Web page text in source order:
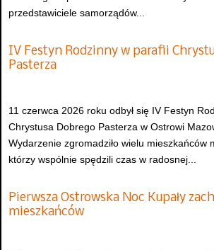
przedstawiciele samorządów...
IV Festyn Rodzinny w parafii
Pasterza
11 czerwca 2026 roku odbył się IV Festyn
Chrystusa Dobrego Pasterza w Ostrowi
Wydarzenie zgromadziło wielu mieszkańców
którzy wspólnie spędzili czas w radosnej...
Pierwsza Ostrowska Noc Kupały
mieszkańców